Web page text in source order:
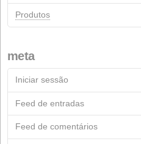
Páginas
Formulário de contacto
Documentação
Arquivo